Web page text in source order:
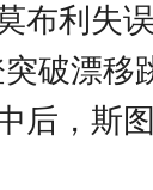
布利失
破漂
后，斯